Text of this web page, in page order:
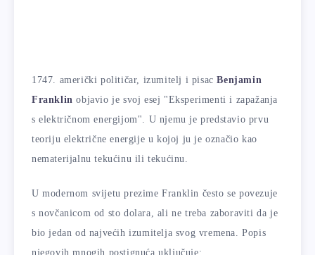
1747. američki političar, izumitelj i pisacBenjamin
Franklin objavio je svoj esej "Eksperimenti i zapažanja
s električnom energijom". U njemu je predstavio prvu
teoriju električne energije u kojoj ju je označio kao
nematerijalnu tekućinu ili tekućinu.
U modernom svijetu prezime Franklin često se povezuje
s novčanicom od sto dolara, ali ne treba zaboraviti da je
bio jedan od najvećih izumitelja svog vremena. Popis
njegovih mnogih postignuća uključuje: